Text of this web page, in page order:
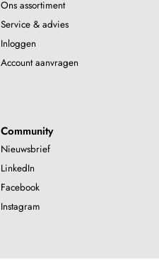
Ons assortiment
Service & advies
Inloggen
Account aanvragen
Community
Nieuwsbrief
LinkedIn
Facebook
Instagram